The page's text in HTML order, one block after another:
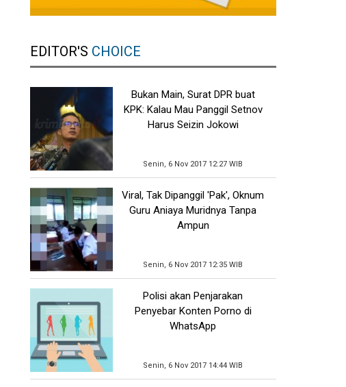
EDITOR'S CHOICE
Bukan Main, Surat DPR buat
KPK: Kalau Mau Panggil Setnov
Harus Seizin Jokowi
Senin, 6 Nov 2017 12:27 WIB
Viral, Tak Dipanggil 'Pak', Oknum
Guru Aniaya Muridnya Tanpa
Ampun
Senin, 6 Nov 2017 12:35 WIB
Polisi akan Penjarakan
Penyebar Konten Porno di
WhatsApp
Senin, 6 Nov 2017 14:44 WIB